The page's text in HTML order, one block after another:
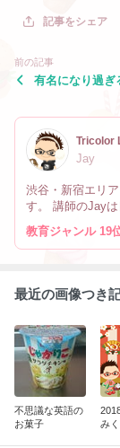
記事をシェア
前の記事
有名になり過ぎ
Tricolor
Jay
渋谷・新宿エリ
す。 講師のJay
す。 なので英会
違い、海外生活の
教育ジャンル 19
最近の画像つき
不思議な英語の
お菓子
み